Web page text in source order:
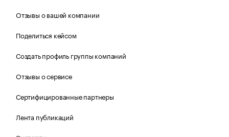
Отзывы о вашей компании
Поделиться кейсом
Создать профиль группы компаний
Отзывы о сервисе
Сертифицированные партнеры
Лента публикаций